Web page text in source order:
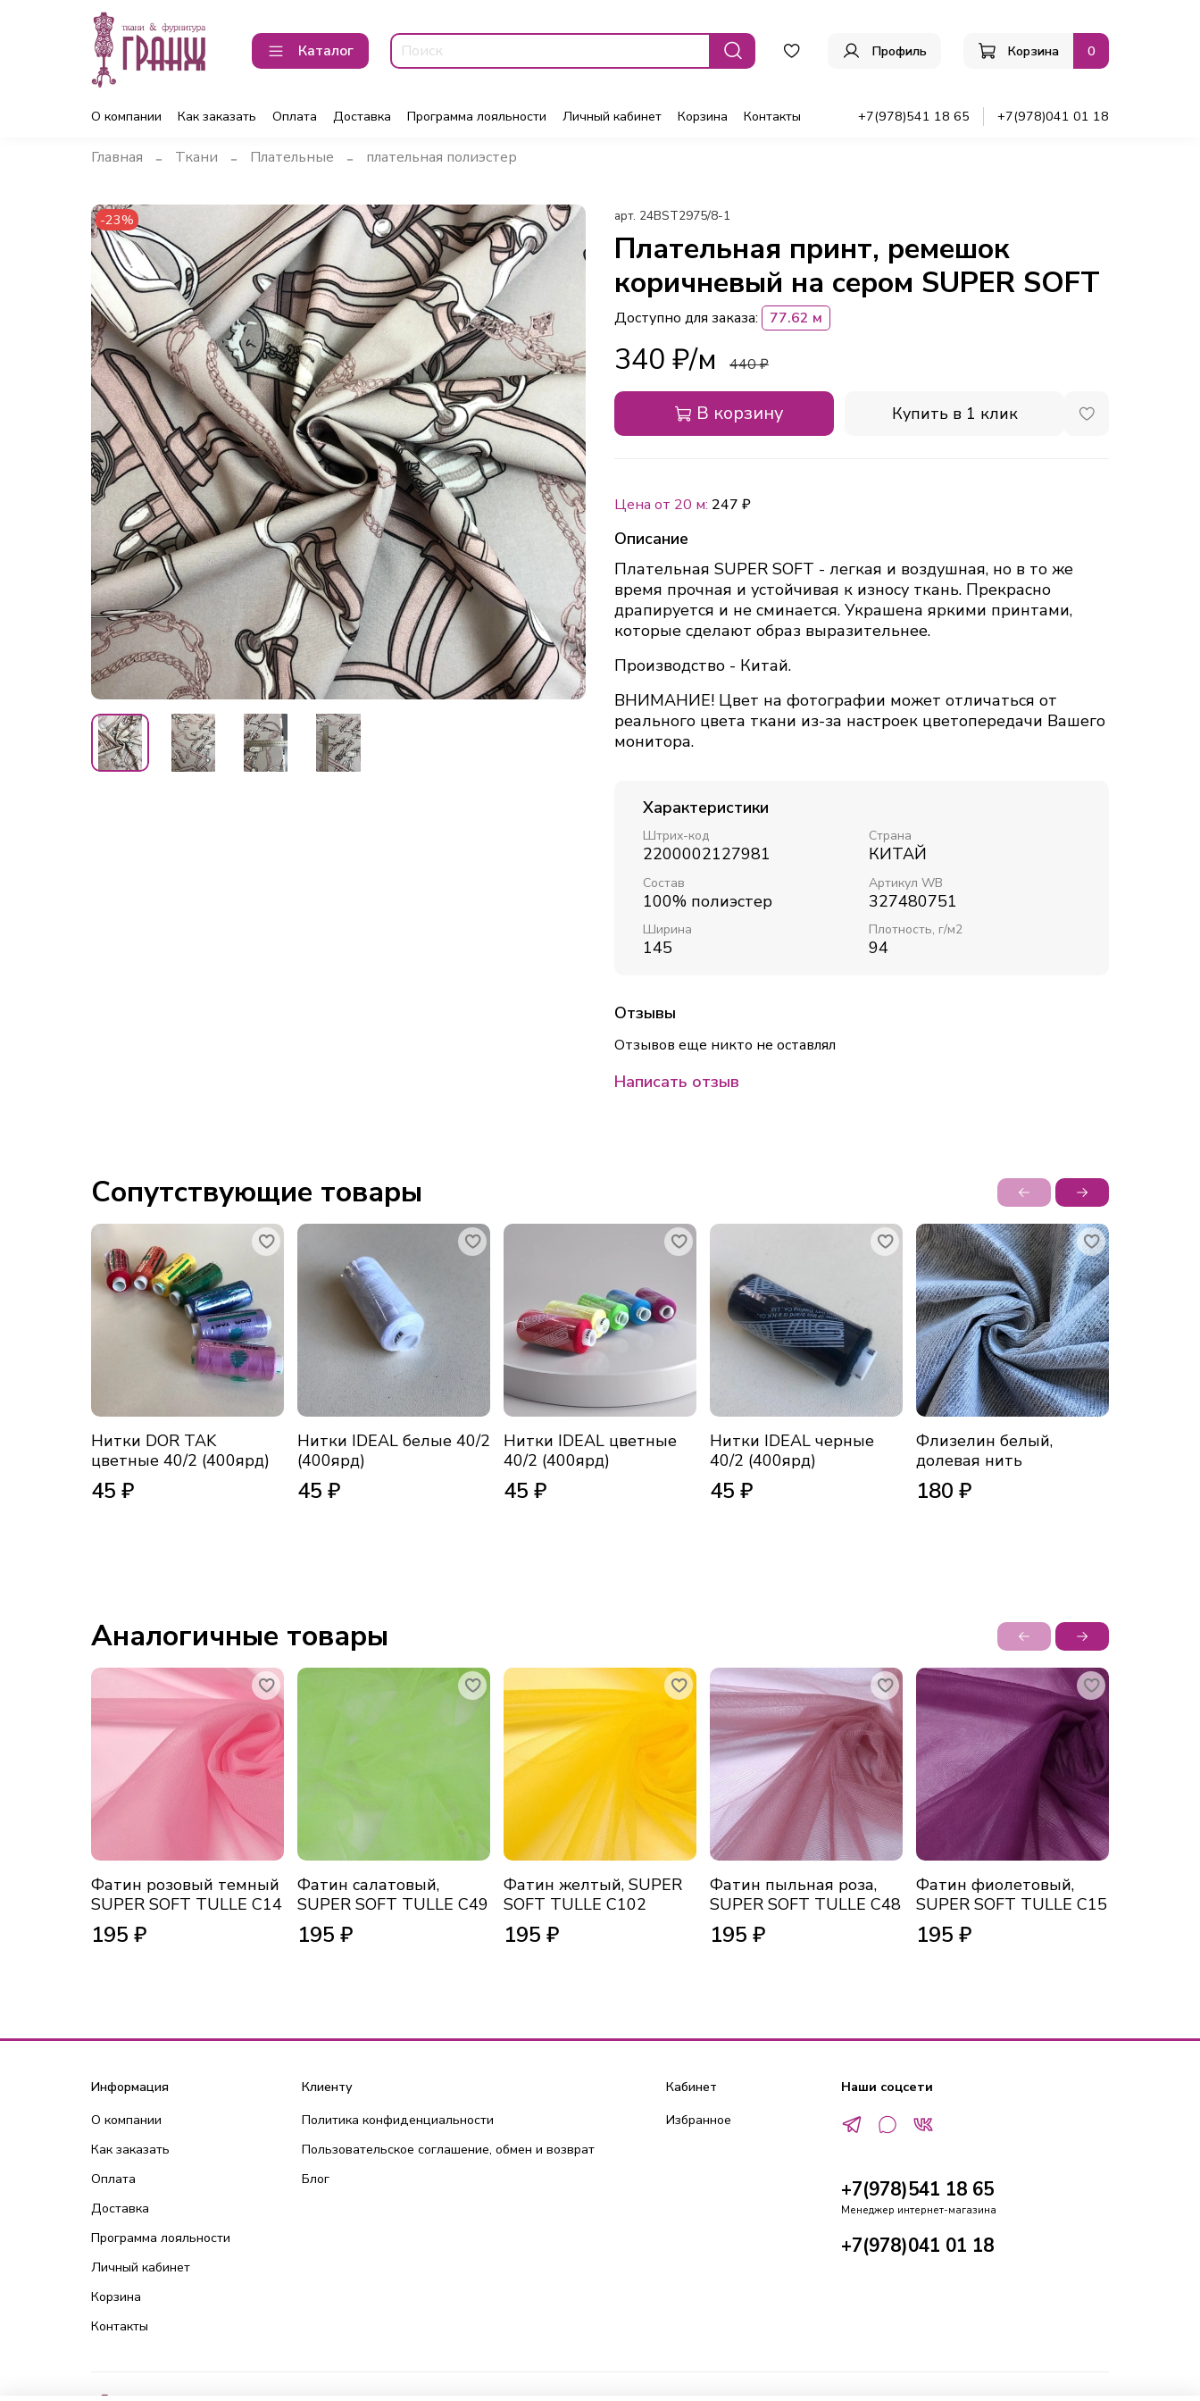
Каталог Профиль Корзина 0
О компании Как заказать Оплата Доставка Программа лояльности Личный кабинет Корзина Контакты +7(978)541 18 65 +7(978)041 01 18
Главная Ткани Плательные плательная полиэстер
-23% арт. 24BST2975/8-1
Плательная принт, ремешок
коричневый на сером SUPER SOFT
Доступно для заказа: 77.62 м
340 ₽ 440 ₽
В корзину Купить в 1 клик
Цена от 20 м: 247 ₽
Описание
Плательная SUPER SOFT - легкая и воздушная, но в то же
время прочная и устойчивая к износу ткань. Прекрасно
драпируется и не сминается. Украшена яркими принтами,
которые сделают образ выразительнее.
Производство - Китай.
ВНИМАНИЕ! Цвет на фотографии может отличаться от
реального цвета ткани из-за настроек цветопередачи Вашего
монитора.
Характеристики
Штрих-код
2200002127981
Страна
КИТАЙ
Состав
100% полиэстер
Артикул WB
327480751
Ширина
145
Плотность, г/м2
94
Отзывы
Отзывов еще никто не оставлял
Написать отзыв
Сопутствующие товары
Нитки DOR TAK
цветные 40/2 (400ярд)
45 ₽
Нитки IDEAL белые 40/2
(400ярд)
45 ₽
Нитки IDEAL цветные
40/2 (400ярд)
45 ₽
Нитки IDEAL черные
40/2 (400ярд)
45 ₽
Флизелин белый,
долевая нить
180 ₽
Аналогичные товары
Фатин розовый темный
SUPER SOFT TULLE С14
195 ₽
Фатин салатовый,
SUPER SOFT TULLE C49
195 ₽
Фатин желтый, SUPER
SOFT TULLE C102
195 ₽
Фатин пыльная роза,
SUPER SOFT TULLE C48
195 ₽
Фатин фиолетовый,
SUPER SOFT TULLE С15
195 ₽
Информация
О компании
Как заказать
Оплата
Доставка
Программа лояльности
Личный кабинет
Корзина
Контакты
Клиенту
Политика конфиденциальности
Пользовательское соглашение, обмен и возврат
Блог
Кабинет
Избранное
Наши соцсети
+7(978)541 18 65
Менеджер интернет-магазина
+7(978)041 01 18